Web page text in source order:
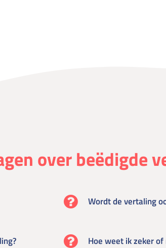
over beëdigde
Wordt de vertaling
Hoe weet ik zeker